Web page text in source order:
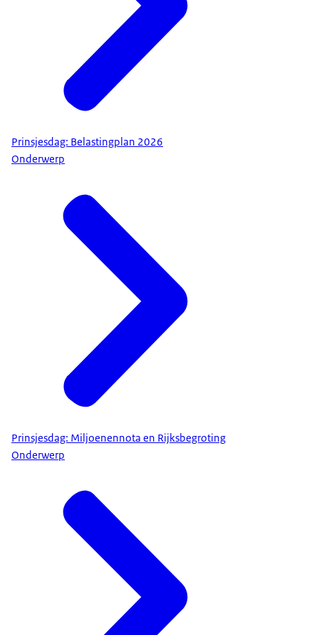
Prinsjesdag: Belastingplan 2026
Onderwerp
Prinsjesdag: Miljoenennota en Rijksbegroting
Onderwerp